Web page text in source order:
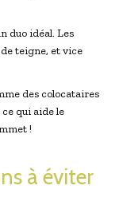
duo idéal. Les
teigne, et vice
des colocataires
qui aide le
!
à éviter